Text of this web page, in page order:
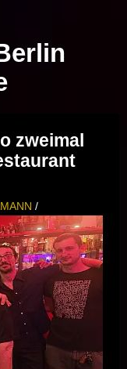
zweimal
/